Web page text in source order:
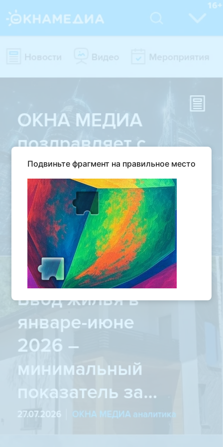
Подвиньте фрагмент на правильное место